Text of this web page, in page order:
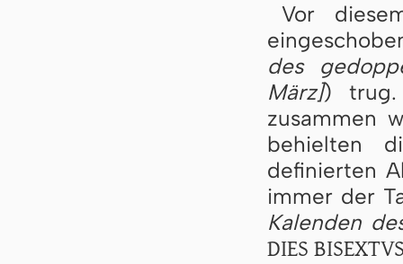
Vor
des
März]) trug.
zusammen
behielten
definierten
immer der
Kalenden
DIES